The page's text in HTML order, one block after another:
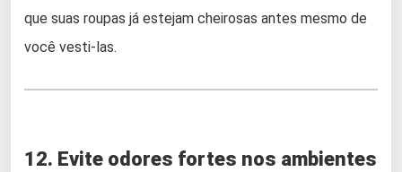
que suas roupas já estejam cheirosas antes mesmo de
você vesti-las.
12. Evite odores fortes nos ambientes